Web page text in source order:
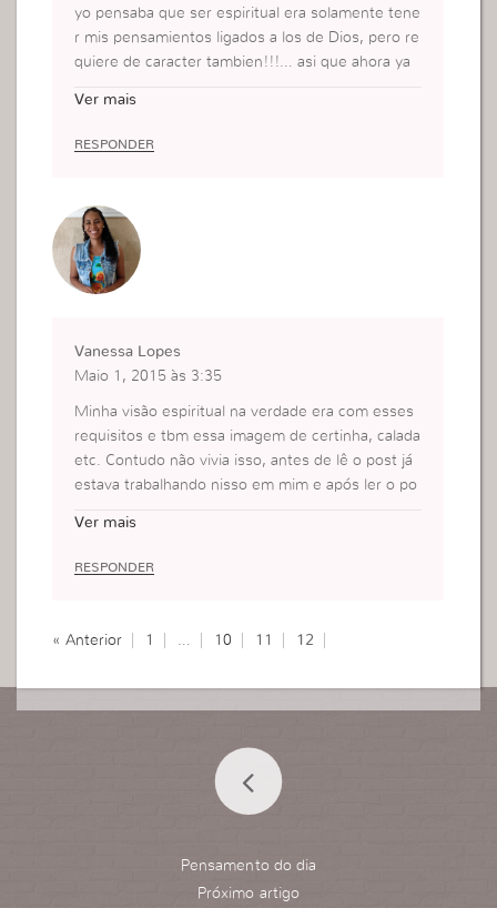
yo pensaba que ser espiritual era solamente tene
r mis pensamientos ligados a los de Dios, pero re
quiere de caracter tambien!!!… asi que ahora ya
Ver mais
RESPONDER
Vanessa Lopes
Maio 1, 2015 às 3:35
Minha visão espiritual na verdade era com esses
requisitos e tbm essa imagem de certinha, calada
etc. Contudo não vivia isso, antes de lê o post já
estava trabalhando nisso em mim e após ler o po
Ver mais
RESPONDER
« Anterior 1 … 10 11 12
Pensamento do dia